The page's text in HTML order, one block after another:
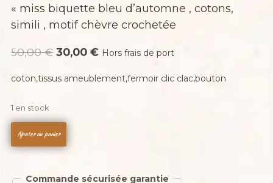
« miss biquette bleu d’automne , cotons,
simili , motif chèvre crochetée
50,00€ Le
initial
50,00 €.
30,00€Le
actuel
Hors frais de port
coton,tissus ameublement,fermoir clic clac,bouton
1 en stock
de
Étui
Ajouter au panier
Commande sécurisée garantie